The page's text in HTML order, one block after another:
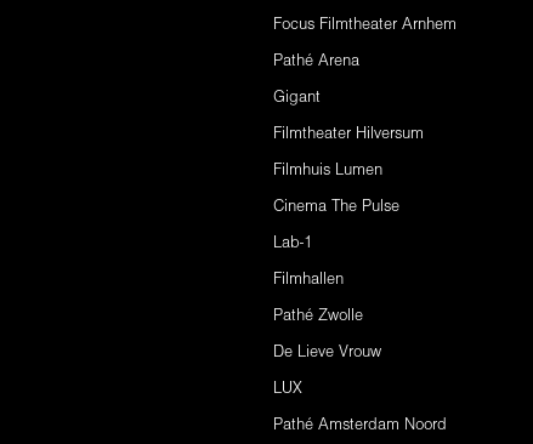
Focus Filmtheater Arnhem
Pathé Arena
Gigant
Filmtheater Hilversum
Filmhuis Lumen
Cinema The Pulse
Lab-1
Filmhallen
Pathé Zwolle
De Lieve Vrouw
LUX
Pathé Amsterdam Noord